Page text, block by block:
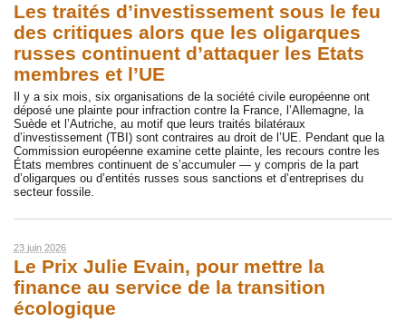
Les traités d’investissement sous le feu
des critiques alors que les oligarques
russes continuent d’attaquer les Etats
membres et l’UE
Il y a six mois, six organisations de la société civile européenne ont
déposé une plainte pour infraction contre la France, l’Allemagne, la
Suède et l’Autriche, au motif que leurs traités bilatéraux
d’investissement (TBI) sont contraires au droit de l’UE. Pendant que la
Commission européenne examine cette plainte, les recours contre les
États membres continuent de s’accumuler — y compris de la part
d’oligarques ou d’entités russes sous sanctions et d’entreprises du
secteur fossile.
23 juin 2026
Le Prix Julie Evain, pour mettre la
finance au service de la transition
écologique